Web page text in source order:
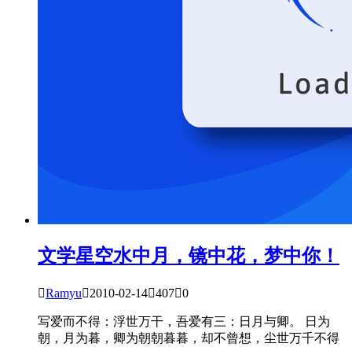
文学星空水中月，镜中花，梦中你！
Ramyu2010-02-144070
写爱而不得：浮世万干，吾爱有三：日月与卿。 日为
朝，月为暮，卿为朝朝暮暮，却不曾想，尘世万千不得